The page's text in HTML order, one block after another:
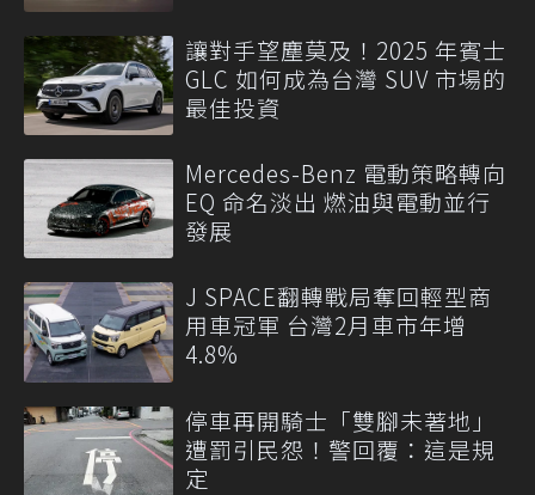
讓對手望塵莫及！2025 年賓士
GLC 如何成為台灣 SUV 市場的
最佳投資
Mercedes-Benz 電動策略轉向
EQ 命名淡出 燃油與電動並行
發展
J SPACE翻轉戰局奪回輕型商
用車冠軍 台灣2月車市年增
4.8%
停車再開騎士「雙腳未著地」
遭罰引民怨！警回覆：這是規
定